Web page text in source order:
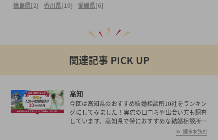
徳島県[2] 香川県[10] 愛媛県[6]
関連記事 PICK UP
高知
今回は高知県のおすすめ結婚相談所10社をランキン
グにしてみました！実際の口コミや出会い方も調査
しています。高知県で特におすすめな結婚相談所も
解説しているのでぜひ参考にしてください。続きを読む